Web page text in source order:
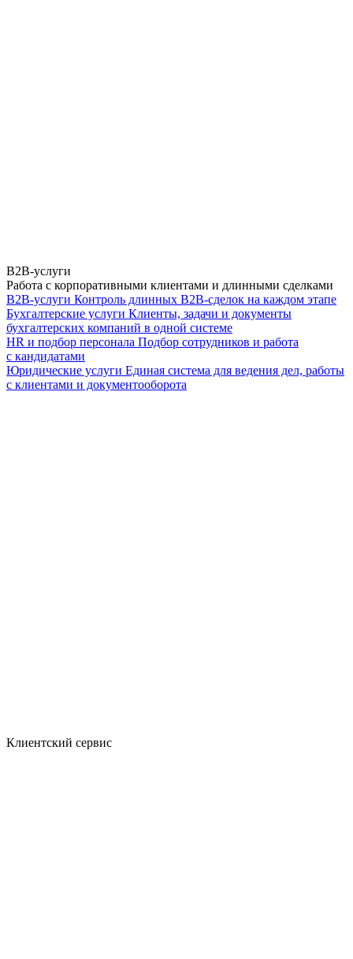
B2B-услуги
Работа с корпоративными клиентами и длинными сделками
B2B-услуги Контроль длинных B2B-сделок на каждом этапе
Бухгалтерские услуги Клиенты, задачи и документы
бухгалтерских компаний в одной системе
HR и подбор персонала Подбор сотрудников и работа
с кандидатами
Юридические услуги Единая система для ведения дел, работы
с клиентами и документооборота
Клиентский сервис